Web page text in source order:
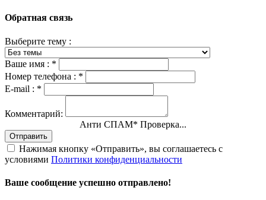
Обратная связь
Выберите тему :
Ваше имя : *
Номер телефона : *
E-mail : *
Комментарий:
Анти СПАМ* Проверка...
Отправить
Нажимая кнопку «Отправить», вы соглашаетесь с
условиями Политики конфиденциальности
Ваше сообщение успешно отправлено!